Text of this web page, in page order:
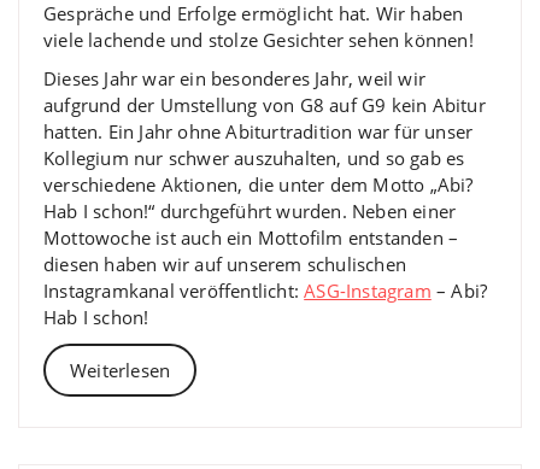
Gespräche und Erfolge ermöglicht hat. Wir haben
viele lachende und stolze Gesichter sehen können!
Dieses Jahr war ein besonderes Jahr, weil wir
aufgrund der Umstellung von G8 auf G9 kein Abitur
hatten. Ein Jahr ohne Abiturtradition war für unser
Kollegium nur schwer auszuhalten, und so gab es
verschiedene Aktionen, die unter dem Motto „Abi?
Hab I schon!“ durchgeführt wurden. Neben einer
Mottowoche ist auch ein Mottofilm entstanden –
diesen haben wir auf unserem schulischen
Instagramkanal veröffentlicht:ASG-Instagram – Abi?
Hab I schon!
Weiterlesen